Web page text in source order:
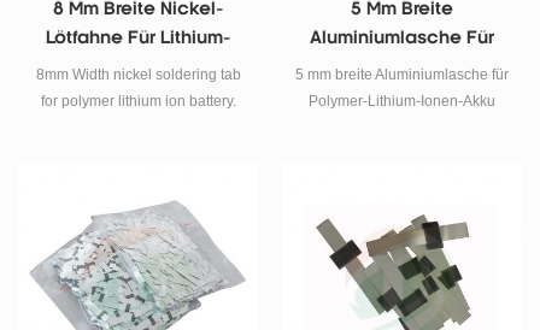
8 Mm Breite Nickel-
Lötfahne Für Lithium-
Ionen-Polymerbatterien
8mm Width nickel soldering tab
for polymer lithium ion battery.
5 Mm Breite
Aluminiumlasche Für
Polymer-Lithium-Ionen-
Akku
5 mm breite Aluminiumlasche für
Polymer-Lithium-Ionen-Akku